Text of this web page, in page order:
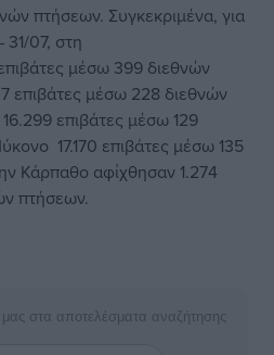
πτήσεων. Συγκεκριμένα, για
07, στη
μέσω 399 διεθνών
επιβάτες μέσω 228 διεθνών
επιβάτες μέσω 129
17.170 επιβάτες μέσω 135
Κάρπαθο αφίχθησαν 1.274
πτήσεων.
στα αποτελέσματα αναζήτησης